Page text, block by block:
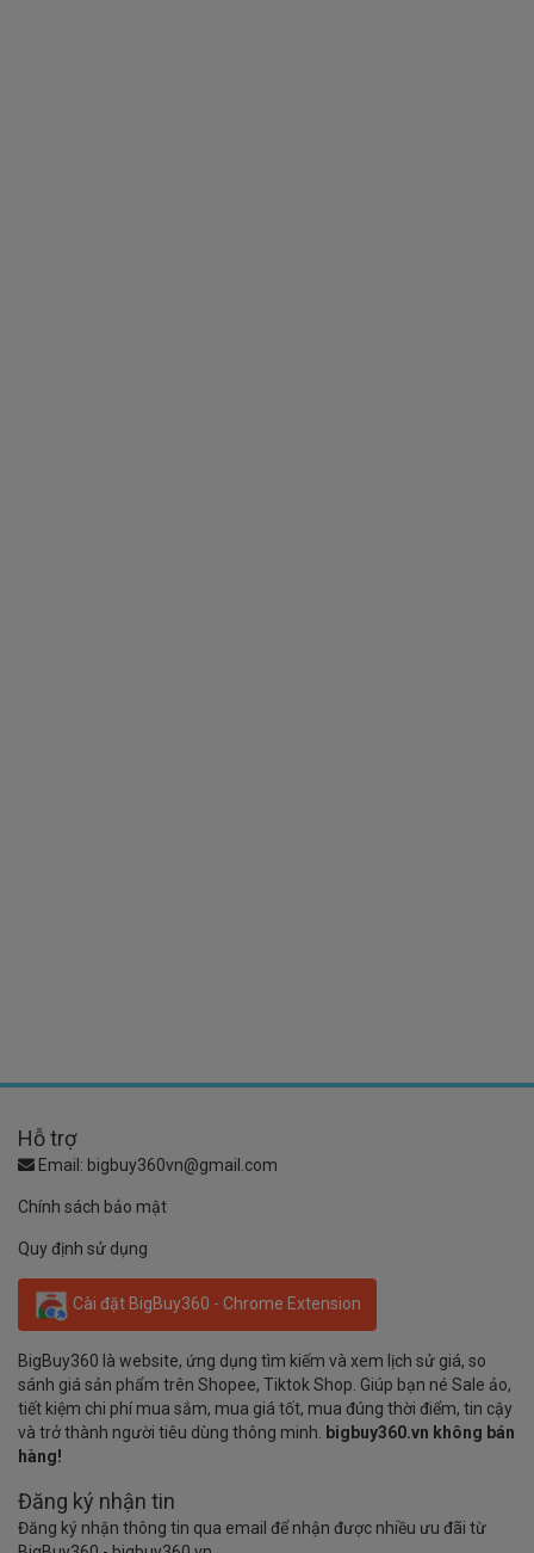
Hỗ trợ
Email: bigbuy360vn@gmail.com
Chính sách bảo mật
Quy định sử dụng
Cài đặt BigBuy360 - Chrome Extension
BigBuy360 là website, ứng dụng tìm kiếm và xem lịch sử giá, so
sánh giá sản phẩm trên Shopee, Tiktok Shop. Giúp bạn né Sale ảo,
tiết kiệm chi phí mua sắm, mua giá tốt, mua đúng thời điểm, tin cậy
và trở thành người tiêu dùng thông minh. bigbuy360.vn không bán
hàng!
Đăng ký nhận tin
Đăng ký nhận thông tin qua email để nhận được nhiều ưu đãi từ